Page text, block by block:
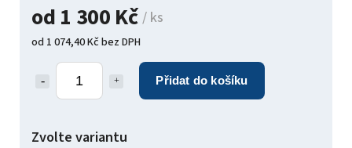
od 1 300 Kč / ks
od 1 074,40 Kčbez DPH
Přidat do košíku
Zvolte variantu